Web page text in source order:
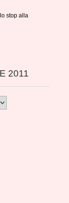
stop alla
2011